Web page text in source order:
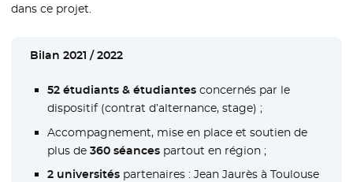
dans ce projet.
Bilan 2021 / 2022
52 étudiants & étudiantesconcernés par le
dispositif (contrat d’alternance, stage) ;
Accompagnement, mise en place et soutien de
plus de 360 séancespartout en région ;
2 universités partenaires : Jean Jaurès à Toulouse